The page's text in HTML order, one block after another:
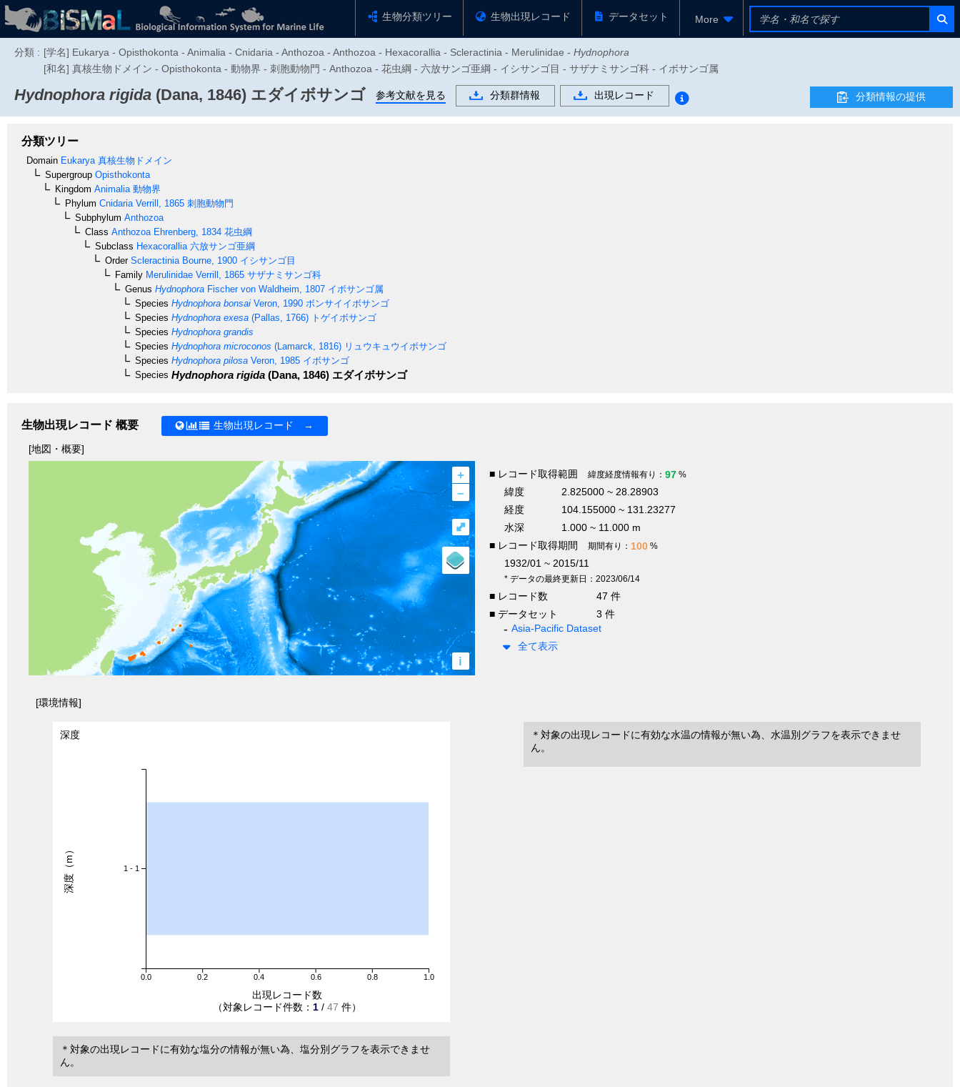
生物分類ツリー 生物出現レコード データセット More
分類 : [学名] Eukarya - Opisthokonta - Animalia - Cnidaria - Anthozoa - Anthozoa - Hexacorallia - Scleractinia - Merulinidae - Hydnophora
[和名] 真核生物ドメイン - Opisthokonta - 動物界 - 刺胞動物門 - Anthozoa - 花虫綱 - 六放サンゴ亜綱 - イシサンゴ目 - サザナミサンゴ科 - イボサンゴ属
Hydnophora rigida (Dana, 1846) エダイボサンゴ 参考文献を見る 分類群情報 出現レコード 分類情報の提供
分類ツリー
Domain Eukarya 真核生物ドメイン
Supergroup Opisthokonta
Kingdom Animalia 動物界
Phylum Cnidaria Verrill, 1865 刺胞動物門
Subphylum Anthozoa
Class Anthozoa Ehrenberg, 1834 花虫綱
Subclass Hexacorallia 六放サンゴ亜綱
OrderScleractinia Bourne, 1900 イシサンゴ目
Family Merulinidae Verrill, 1865 サザナミサンゴ科
Genus Hydnophora Fischer von Waldheim, 1807 イボサンゴ属
Species Hydnophora bonsai Veron, 1990 ボンサイイボサンゴ
Species Hydnophora exesa (Pallas, 1766) トゲイボサンゴ
Species Hydnophora grandis
Species Hydnophora microconos (Lamarck, 1816) リュウキュウイボサンゴ
Species Hydnophora pilosa Veron, 1985 イボサンゴ
Species Hydnophora rigida (Dana, 1846) エダイボサンゴ
生物出現レコード 概要 生物出現レコード →
[地図・概要]
+
–
i
⤢
■ レコード取得範囲 緯度経度情報有り： 97 %
緯度
2.825000 ~ 28.28903
経度
104.155000 ~ 131.23277
水深
1.000 ~ 11.000 m
■ レコード取得期間
期間有り： 100 %
1932/01 ~ 2015/11
* データの最終更新日：2023/06/14
■ レコード数
47 件
■ データセット
3 件
Asia-Pacific Dataset
全て表示
[環境情報]
深度
0.0 0.2 0.4 0.6 0.8 1.0
1 - 1
出現レコード数
（対象レコード件数： 1 / 47 件）
深度（m）
＊対象の出現レコードに有効な水温の情報が無い為、水温別グラフを表示できませ
ん。
＊対象の出現レコードに有効な塩分の情報が無い為、塩分別グラフを表示できませ
ん。